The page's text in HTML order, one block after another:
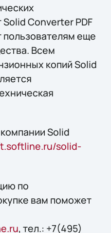
Converter PDF
пользователям еще
Всем
копий Solid
Solid
solid-
по
вам поможет
, тел.: +7(495)